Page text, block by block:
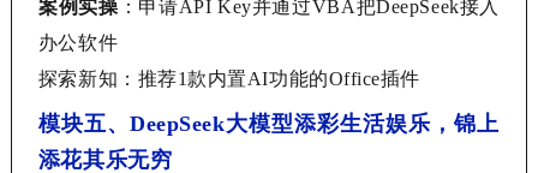
案例实操 ：申请API Key并通过VBA把DeepSeek接入
办公软件
探索新知：推荐1款内置AI功能的Office插件
模块五、DeepSeek大模型添彩生活娱乐，锦上
添花其乐无穷